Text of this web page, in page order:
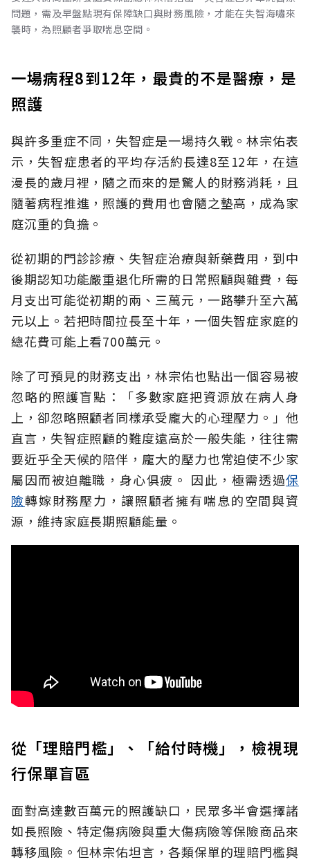
問題，需及早盤點現有保障缺口與財務風險，才能在失智海嘯來
襲時，為照顧者爭取喘息空間。
一場病程8到12年，最貴的不是醫療，是
照護
與許多重症不同，失智症是一場持久戰。林宗佑表
示，失智症患者的平均存活約長達8至12年，在這
漫長的歲月裡，隨之而來的是驚人的財務消耗，且
隨著病程推進，照護的費用也會隨之墊高，成為家
庭沉重的負擔。
從初期的門診診療、失智症治療與新藥費用，到中
後期認知功能嚴重退化所需的日常照顧與雜費，每
月支出可能從初期的兩、三萬元，一路攀升至六萬
元以上。若把時間拉長至十年，一個失智症家庭的
總花費可能上看700萬元。
除了可預見的財務支出，林宗佑也點出一個容易被
忽略的照護盲點：「多數家庭把資源放在病人身
上，卻忽略照顧者同樣承受龐大的心理壓力。」他
直言，失智症照顧的難度遠高於一般失能，往往需
要近乎全天候的陪伴，龐大的壓力也常迫使不少家
屬因而被迫離職，身心俱疲。 因此，極需透過保
險轉嫁財務壓力，讓照顧者擁有喘息的空間與資
源，維持家庭長期照顧能量。
從「理賠門檻」、「給付時機」，檢視現
行保單盲區
面對高達數百萬元的照護缺口，民眾多半會選擇諸
如長照險、特定傷病險與重大傷病險等保險商品來
轉移風險。但林宗佑坦言，各類保單的理賠門檻與